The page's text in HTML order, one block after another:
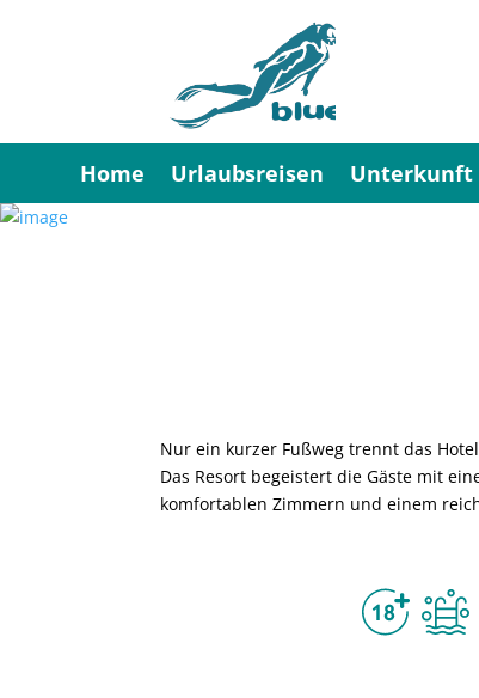
Home Urlaubsreisen Unterkunft
Nur ein kurzer Fußweg trennt das
Das Resort begeistert die Gäste mit
komfortablen Zimmern und einem